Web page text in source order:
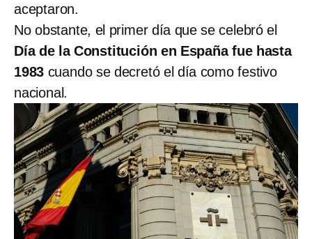
aceptaron.
No obstante, el primer día que se celebró el
Día de la Constitución en España fue hasta
1983 cuando se decretó el día como festivo
nacional.